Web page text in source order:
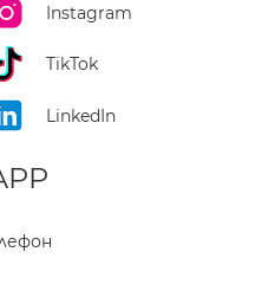
Instagram
TikTok
LinkedIn